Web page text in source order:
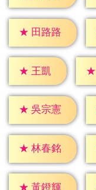
★ 田路路
★ 王凱 ★
★ 吳宗憲
★ 林春銘
★ 黃鐙輝